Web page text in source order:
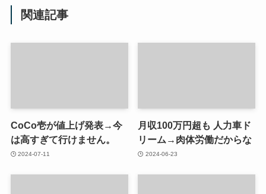
関連記事
CoCo壱が値上げ発表→今
は高すぎて行けません。
2024-07-11
月収100万円超も 人力車ド
リーム→肉体労働だからな
2024-06-23